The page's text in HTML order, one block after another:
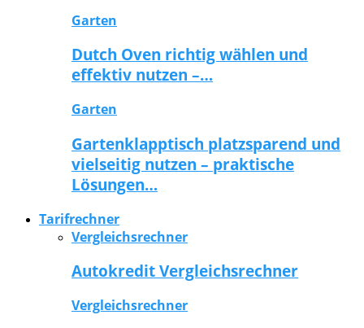
Garten
Dutch Oven richtig wählen und
effektiv nutzen –…
Garten
Gartenklapptisch platzsparend und
vielseitig nutzen – praktische
Lösungen…
Tarifrechner
Vergleichsrechner
Autokredit Vergleichsrechner
Vergleichsrechner